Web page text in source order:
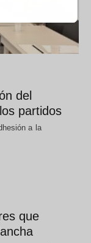
del
partidos
a la
que